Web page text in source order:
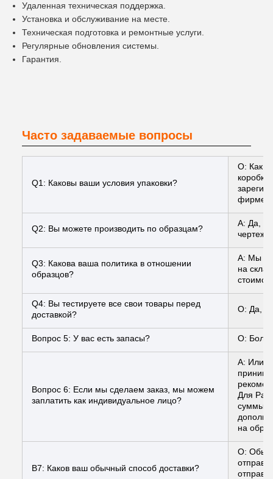
Удаленная техническая поддержка.
Установка и обслуживание на месте.
Техническая подготовка и ремонтные услуги.
Регулярные обновления системы.
Гарантия.
Часто задаваемые вопросы
Q1: Каковы ваши условия упаковки?
О: Как
коробки
Q2: Вы можете производить по образцам?
A: Да,
Q3: Какова ваша политика в отношении
образцов?
A: Мы
на
Q4: Вы тестируете все свои товары перед
доставкой?
О: Да, у
Вопрос 5: У вас есть запасы? О:
Вопрос 6: Если мы сделаем заказ, мы можем
заплатить как индивидуальное лицо?
A: Или
Для
суммы,
на
В7: Каков ваш обычный способ доставки?
О: